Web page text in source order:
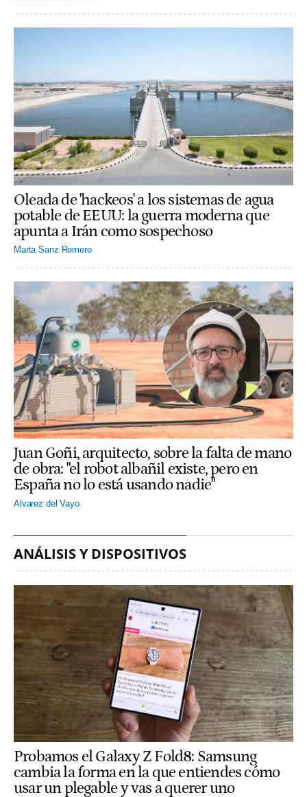
Oleada de 'hackeos' a los sistemas de agua
potable de EEUU: la guerra moderna que
apunta a Irán como sospechoso
Marta Sanz Romero
Juan Goñi, arquitecto, sobre la falta de mano
de obra: "el robot albañil existe, pero en
España no lo está usando nadie"
Alvarez del Vayo
ANÁLISIS Y DISPOSITIVOS
Probamos el Galaxy Z Fold8: Samsung
cambia la forma en la que entiendes cómo
usar un plegable y vas a querer uno